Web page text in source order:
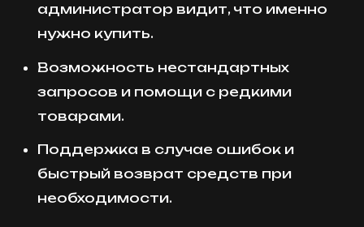
администратор видит, что именно
нужно купить.
Возможность нестандартных
запросов и помощи с редкими
товарами.
Поддержка в случае ошибок и
быстрый возврат средств при
необходимости.